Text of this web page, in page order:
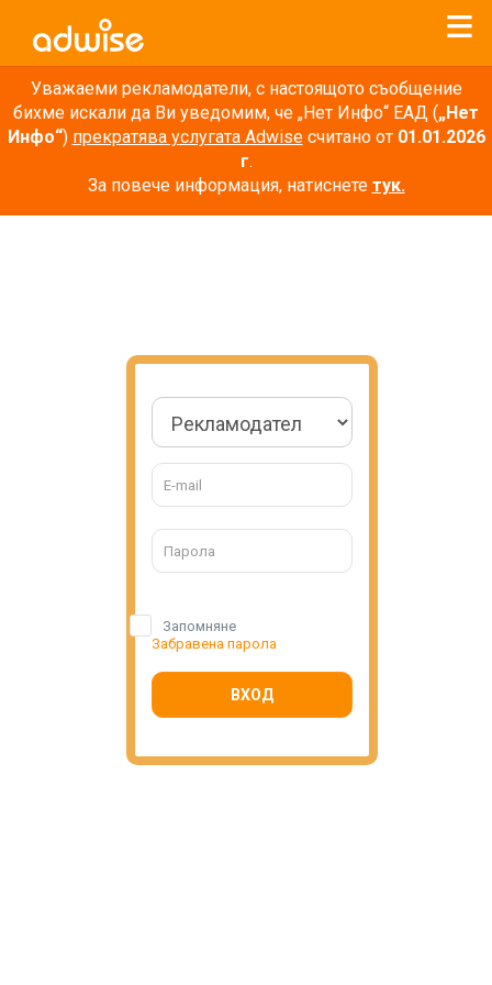
Уважаеми рекламодатели, с настоящото съобщение
бихме искали да Ви уведомим, че „Нет Инфо“ ЕАД („Нет
Инфо“) прекратява услугата Adwiseсчитано от 01.01.2026
г.
За повече информация, натиснете тук.
Запомняне
Забравена парола
ВХОД